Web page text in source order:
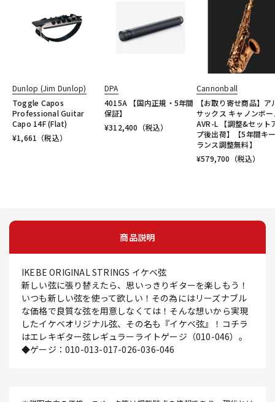
Dunlop (Jim Dunlop)
Toggle Capos
Professional Guitar
Capo 14F (Flat)
¥1,661 （税込）
DPA
4015A 【国内正規・5年間
保証】
¥312,400 （税込）
Cannonball
【お取り寄せ商品】ア
サックス キャノンボ
AVR-L 【調整&セット
プ後出荷】【5年間キ
ランス調整無料】
¥579,700 （税込）
商品説明
IKEBE ORIGINAL STRINGS イケベ弦
新しい弦に張り替えたら、思いっきりギターを楽しもう！
いつも新しい弦を使って欲しい！その為にはリーズナブル
な価格で良質な弦を用意しなくては！そんな想いから実現
したイケベオリジナル弦、その名も『イケベ弦』！コチラ
はエレキギター弦レギュラーライトゲージ（010-046）。
◆ゲージ：010-013-017-026-036-046